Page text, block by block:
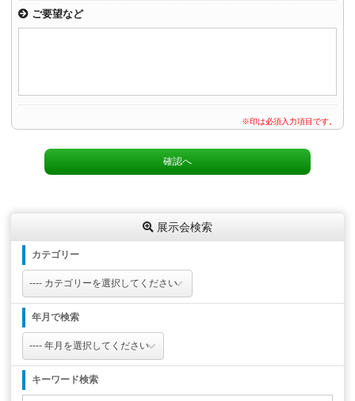
ご要望など
※印は必須入力項目です。
展示会検索
カテゴリー
年月で検索
キーワード検索